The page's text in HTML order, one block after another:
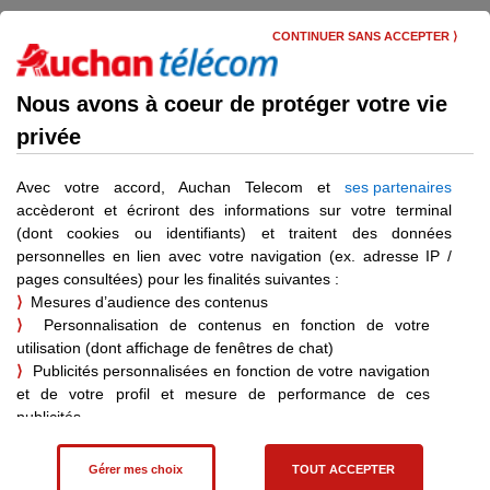
Skip
main
content Gérer mes coordonnées bancaires
Comment lever l’opposition
sur votre compte bancaire ?
Déjà client ?
Vous pouvez vous connecter pour bénéficier d’informations
personnalisées.
Je me connecte
Nous avons à coeur de protéger votre vie
privée
Avec votre accord, Auchan Telecom et ses partenaires
accèderont et écriront des informations sur votre terminal
(dont cookies ou identifiants) et traitent des données
personnelles en lien avec votre navigation (ex. adresse IP /
pages consultées) pour les finalités suivantes :
⟩ Mesures d’audience des contenus
⟩
Personnalisation de contenus en fonction de votre
utilisation (dont affichage de fenêtres de chat)
⟩
Publicités personnalisées en fonction de votre navigation
et de votre profil et mesure de performance de ces
publicités
suite à une visite sur un site partenaire
Gérer mes choix TOUT ACCEPTER
CONTINUER SANS ACCEPTER ⟩